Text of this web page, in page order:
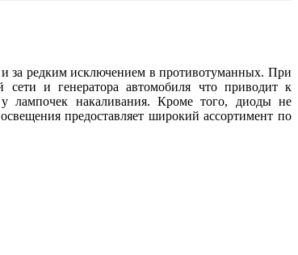
за редким исключением в противотуманных. При
сети и генератора автомобиля что приводит к
лампочек накаливания. Кроме того, диоды не
предоставляет широкий ассортимент по